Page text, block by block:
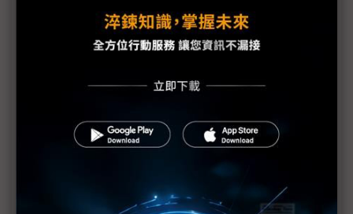
NVIDIA與台灣製造商及超級運算共同發展量子運算生
達明透過NVIDIA Omniverse打造智慧工廠AI檢測方案
WeLink Solutions圓滿參展COMPUTEX 展現智慧邊
緣AI嵌入式技術領先實力
Amphenol ACS參展COMPUTEX 2025圓滿落幕 AI
連接解決方案引千人湧入關注